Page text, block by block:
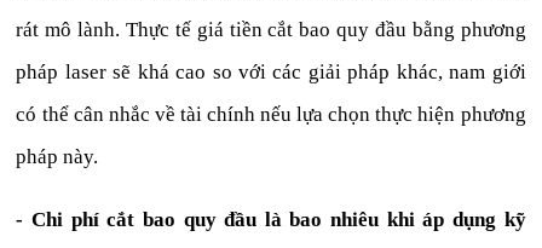
rát mô lành. Thực tế giá tiền cắt bao quy đầu bằng phương
pháp laser sẽ khá cao so với các giải pháp khác, nam giới
có thể cân nhắc về tài chính nếu lựa chọn thực hiện phương
pháp này.
- Chi phí cắt bao quy đầu là bao nhiêu khi áp dụng kỹ